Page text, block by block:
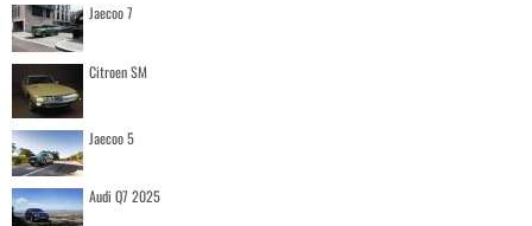
Jaecoo 7
Citroen SM
Jaecoo 5
Audi Q7 2025